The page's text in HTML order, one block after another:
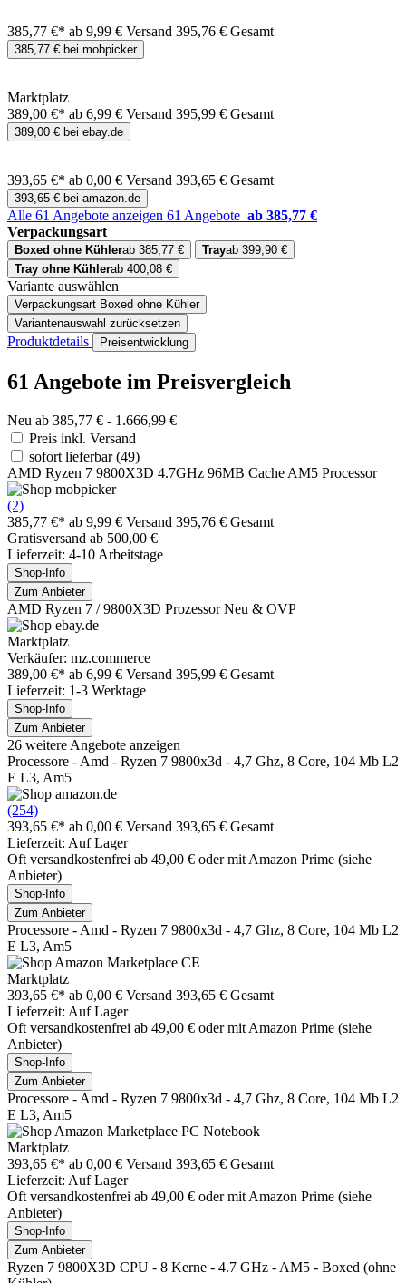
385,77 €* ab 9,99 € Versand 395,76 € Gesamt
385,77 € bei mobpicker
Marktplatz
389,00 €* ab 6,99 € Versand 395,99 € Gesamt
389,00 € bei ebay.de
393,65 €* ab 0,00 € Versand 393,65 € Gesamt
393,65 € bei amazon.de
Alle 61 Angebote anzeigen 61 Angebote ab 385,77 €
Verpackungsart
Boxed ohne Kühlerab 385,77 € Trayab 399,90 €
Tray ohne Kühlerab 400,08 €
Variante auswählen
Verpackungsart Boxed ohne Kühler
Variantenauswahl zurücksetzen
Produktdetails Preisentwicklung
61 Angebote im Preisvergleich
Neu ab 385,77 € - 1.666,99 €
Preis inkl. Versand
sofort lieferbar(49)
AMD Ryzen 7 9800X3D 4.7GHz 96MB Cache AM5 Processor
(2)
385,77 €* ab 9,99 € Versand 395,76 € Gesamt
Gratisversand ab 500,00 €
Lieferzeit: 4-10 Arbeitstage
Shop-Info
Zum Anbieter
AMD Ryzen 7 / 9800X3D Prozessor Neu & OVP
Marktplatz
Verkäufer: mz.commerce
389,00 €* ab 6,99 € Versand 395,99 € Gesamt
Lieferzeit: 1-3 Werktage
Shop-Info
Zum Anbieter
26 weitere Angebote anzeigen
Processore - Amd - Ryzen 7 9800x3d - 4,7 Ghz, 8 Core, 104 Mb L2
E L3, Am5
(254)
393,65 €* ab 0,00 € Versand 393,65 € Gesamt
Lieferzeit: Auf Lager
Oft versandkostenfrei ab 49,00 € oder mit Amazon Prime (siehe
Anbieter)
Shop-Info
Zum Anbieter
Processore - Amd - Ryzen 7 9800x3d - 4,7 Ghz, 8 Core, 104 Mb L2
E L3, Am5
Marktplatz
393,65 €* ab 0,00 € Versand 393,65 € Gesamt
Lieferzeit: Auf Lager
Oft versandkostenfrei ab 49,00 € oder mit Amazon Prime (siehe
Anbieter)
Shop-Info
Zum Anbieter
Processore - Amd - Ryzen 7 9800x3d - 4,7 Ghz, 8 Core, 104 Mb L2
E L3, Am5
Marktplatz
393,65 €* ab 0,00 € Versand 393,65 € Gesamt
Lieferzeit: Auf Lager
Oft versandkostenfrei ab 49,00 € oder mit Amazon Prime (siehe
Anbieter)
Shop-Info
Zum Anbieter
Ryzen 7 9800X3D CPU - 8 Kerne - 4.7 GHz - AM5 - Boxed (ohne